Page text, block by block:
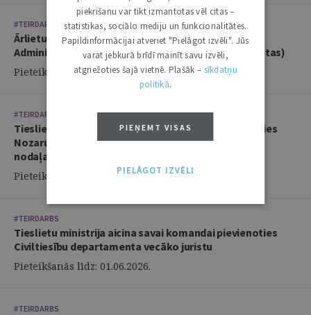
#TEIRDARBS
Ārlietu ministrija aicina savā komandā pievienoties
Administratīvi tiesiskās nodaļas juristu (2 amata vietas)
Pieteikšanās līdz: 14.06.2026.
#TEIRDARBS
Tieslietu ministrija aicina savai komandai pievienoties
Nozaru politikas departamenta Politikas izstrādes
nodaļas juristu
Pieteikšanās līdz: 02.06.2026.
#TEIRDARBS
Tieslietu ministrija aicina savai komandai pievienoties
Civiltiesību departamenta vecāko juristu
Pieteikšanās līdz: 01.06.2026.
#TEIRDARBS
piekrišanu var tikt izmantotas vēl citas –
statistikas, sociālo mediju un funkcionalitātes.
Papildinformācijai atveriet "Pielāgot izvēli". Jūs
varat jebkurā brīdī mainīt savu izvēli,
atgriežoties šajā vietnē. Plašāk – sīkdatņu
politikā.
PIEŅEMT VISAS
PIELĀGOT IZVĒLI